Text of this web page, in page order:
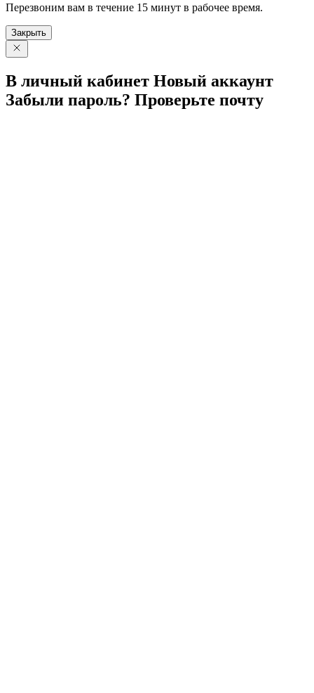
Перезвоним вам в течение 15 минут в рабочее время.
Закрыть
В личный кабинет Новый аккаунт
Забыли пароль? Проверьте почту